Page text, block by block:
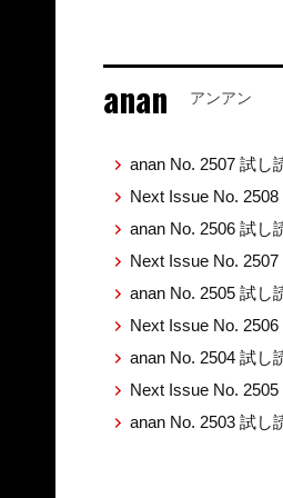
anan アンアン
anan No. 2507 試し
Next Issue No.
anan No. 2506 試し
Next Issue No.
anan No. 2505 試し
Next Issue No.
anan No. 2504 試し
Next Issue No.
anan No. 2503 試し